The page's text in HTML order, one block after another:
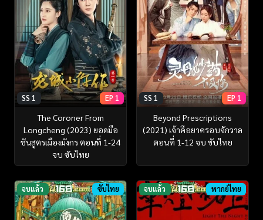
SS 1 EP 1
The Coroner From
Longcheng (2023) ยอดมือ
ชันสูตรเมืองมังกร ตอนที่ 1-24
จบ ซับไทย
SS 1 EP 1
Beyond Prescriptions
(2021) เจ้าคือยาครอบจักวาล
ตอนที่ 1-12 จบ ซับไทย
จบแล้ว ซับไทย จบแล้ว พากย์ไทย